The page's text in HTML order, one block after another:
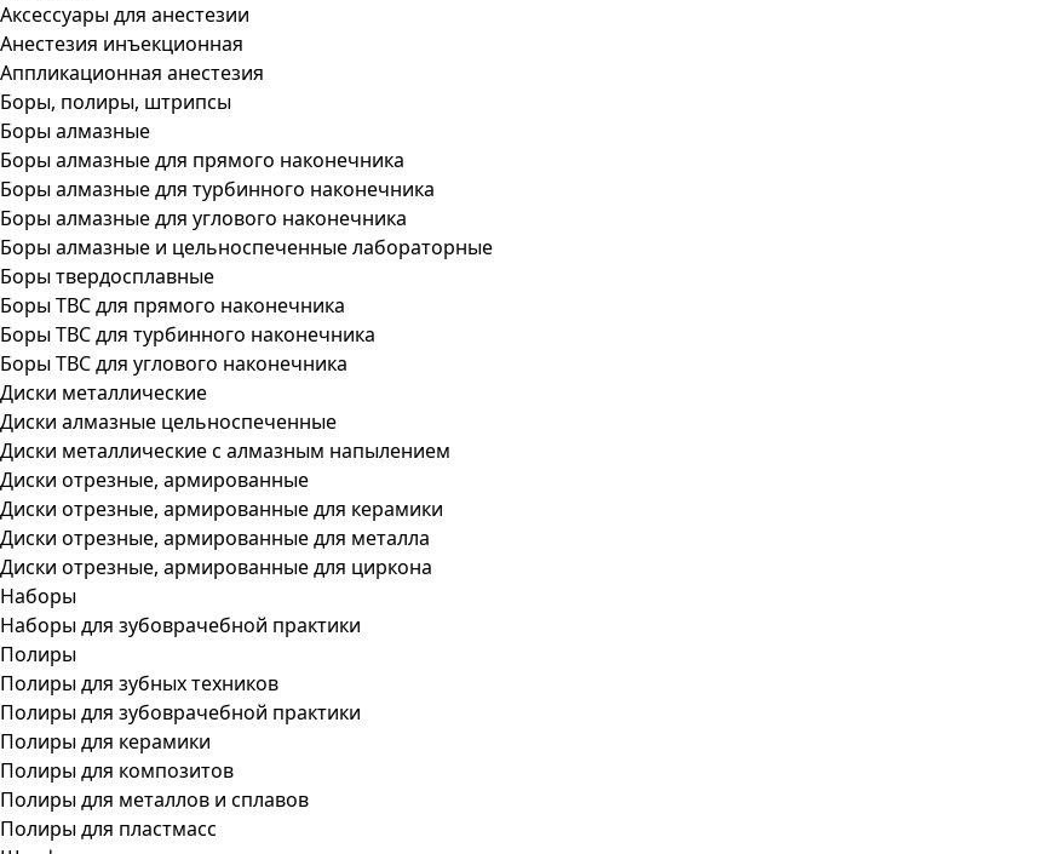
Аксессуары для анестезии
Анестезия инъекционная
Аппликационная анестезия
Боры, полиры, штрипсы
Боры алмазные
Боры алмазные для прямого наконечника
Боры алмазные для турбинного наконечника
Боры алмазные для углового наконечника
Боры алмазные и цельноспеченные лабораторные
Боры твердосплавные
Боры ТВС для прямого наконечника
Боры ТВС для турбинного наконечника
Боры ТВС для углового наконечника
Диски металлические
Диски алмазные цельноспеченные
Диски металлические с алмазным напылением
Диски отрезные, армированные
Диски отрезные, армированные для керамики
Диски отрезные, армированные для металла
Диски отрезные, армированные для циркона
Наборы
Наборы для зубоврачебной практики
Полиры
Полиры для зубных техников
Полиры для зубоврачебной практики
Полиры для керамики
Полиры для композитов
Полиры для металлов и сплавов
Полиры для пластмасс